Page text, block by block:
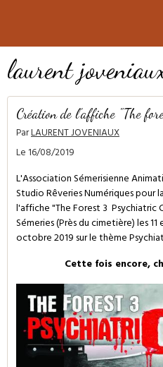
laurent
Création de l'affiche "The
ParLAURENT JOVENIAUX
Le 16/08/2019
L'Association Sémerisienne
Studio Rêveries Numériques pour
l'affiche "The Forest 3 Psychiatric
Sémeries (Près du cimetière) les
octobre 2019 sur le thème
Cette fois encore,